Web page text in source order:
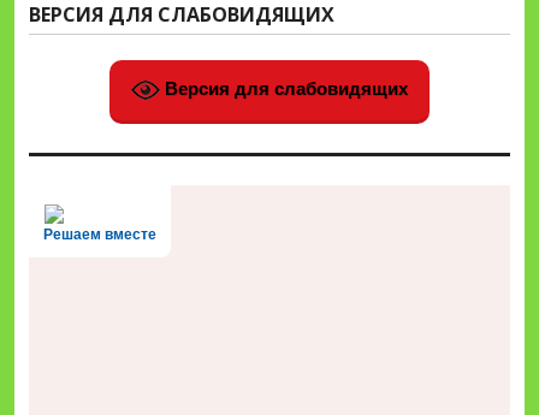
ВЕРСИЯ ДЛЯ СЛАБОВИДЯЩИХ
Версия для слабовидящих
Решаем вместе